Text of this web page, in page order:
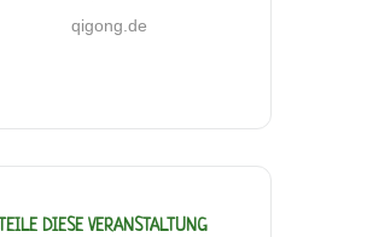
qigong.de
TEILE DIESE VERANSTALTUNG